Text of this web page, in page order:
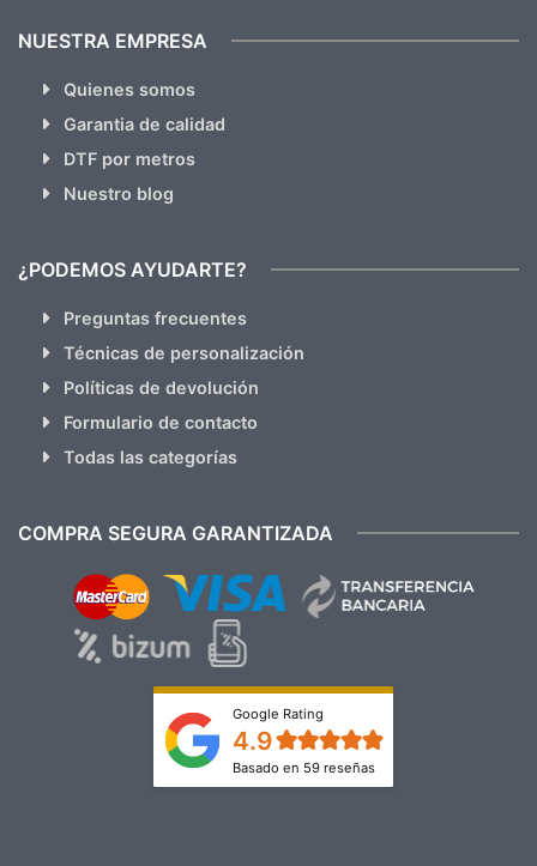
NUESTRA EMPRESA
Quienes somos
Garantia de calidad
DTF por metros
Nuestro blog
¿PODEMOS AYUDARTE?
Preguntas frecuentes
Técnicas de personalización
Políticas de devolución
Formulario de contacto
Todas las categorías
COMPRA SEGURA GARANTIZADA
Google Rating
4.9
Basado en 59 reseñas